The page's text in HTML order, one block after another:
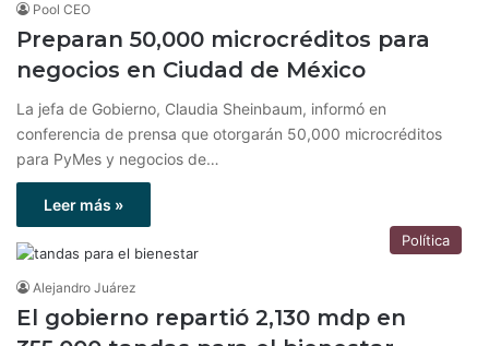
Pool CEO
Preparan 50,000 microcréditos para
negocios en Ciudad de México
La jefa de Gobierno, Claudia Sheinbaum, informó en
conferencia de prensa que otorgarán 50,000 microcréditos
para PyMes y negocios de…
Leer más »
Política
Alejandro Juárez
El gobierno repartió 2,130 mdp en